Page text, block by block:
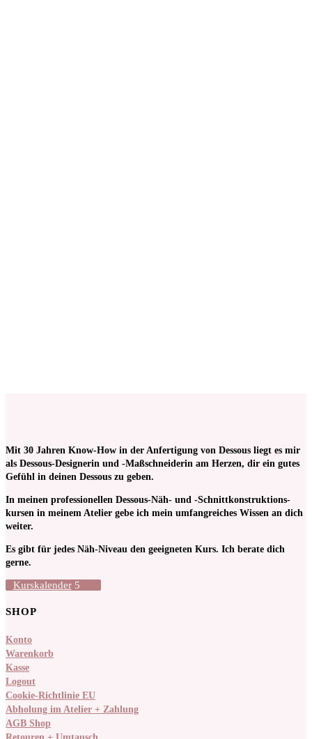
Mit 30 Jahren Know-How in der Anfertigung von Dessous liegt es mir
als Dessous-Designerin und -Maßschneiderin am Herzen, dir ein gutes
Gefühl in deinen Dessous zu geben.
In meinen pro­fessionellen Dessous-Näh- und -Schnitt­kon­struktions­
kursen in meinem Atelier gebe ich mein umfangreiches Wissen an dich
weiter.
Es gibt für jedes Näh-Niveau den geeigneten Kurs. Ich berate dich
gerne.
Kurskalender
SHOP
Konto
Warenkorb
Kasse
Logout
Cookie-Richtlinie EU
Abholung im Atelier + Zahlung
AGB Shop